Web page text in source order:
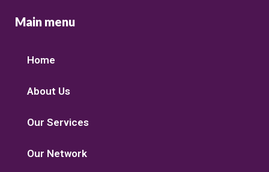
Main menu
Home
About Us
Our Services
Our Network